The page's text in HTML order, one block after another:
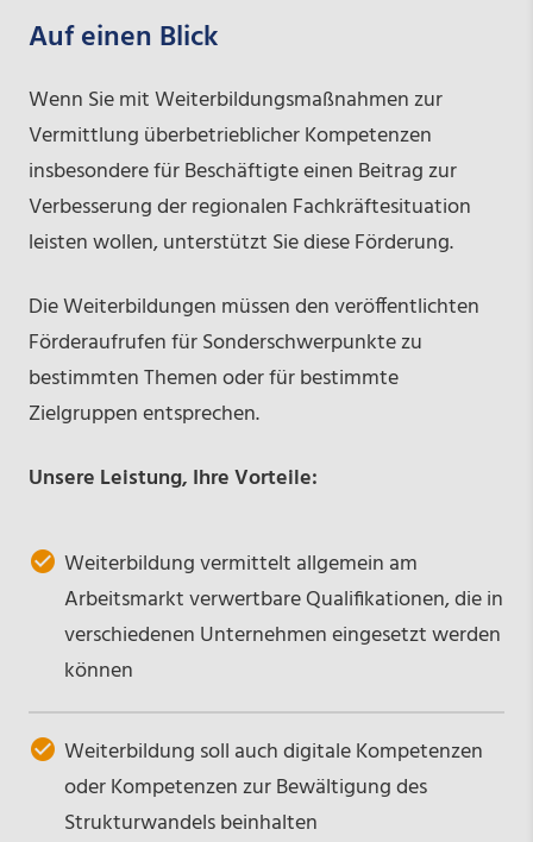
Auf einen Blick
Wenn Sie mit Weiterbildungsmaßnahmen zur
Vermittlung überbetrieblicher Kompetenzen
insbesondere für Beschäftigte einen Beitrag zur
Verbesserung der regionalen Fachkräftesituation
leisten wollen, unterstützt Sie diese Förderung.
Die Weiterbildungen müssen den veröffentlichten
Förderaufrufen für Sonderschwerpunkte zu
bestimmten Themen oder für bestimmte
Zielgruppen entsprechen.
Unsere Leistung, Ihre Vorteile:
Weiterbildung vermittelt allgemein am
Arbeitsmarkt verwertbare Qualifikationen, die in
verschiedenen Unternehmen eingesetzt werden
können
Weiterbildung soll auch digitale Kompetenzen
oder Kompetenzen zur Bewältigung des
Strukturwandels beinhalten